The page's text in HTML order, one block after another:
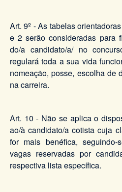
Art. 9º - As tabelas
e 2 serão consideradas para
do/a candidato/a/ no
regulará toda a sua vida
nomeação, posse, escolha de
na carreira.
Art. 10 - Não se aplica o
ao/à candidato/a cotista cuja
for mais benéfica,
vagas reservadas por
respectiva lista específica.